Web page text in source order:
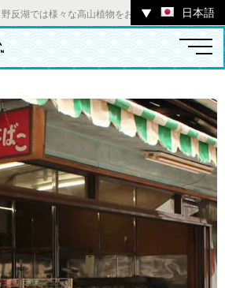
湖では様々な高山植物をお楽しみいただけます
▼ 日本語
宿 お店 スポット
ント ツアー
条町その他のエリア